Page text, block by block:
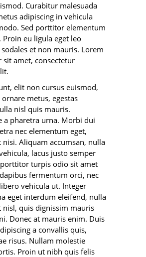
Curabitur malesuada
adipiscing in vehicula
Sed porttitor elementum
eu ligula eget leo
et non mauris. Lorem
sit amet, consectetur
elit non cursus euismod,
ornare metus, egestas
nisl quis mauris.
a pharetra urna. Morbi dui
nec elementum eget,
Aliquam accumsan, nulla
lacus justo semper
turpis odio sit amet
fermentum orci, nec
vehicula ut. Integer
eget interdum eleifend, nulla
nisl, quis dignissim mauris
Donec at mauris enim. Duis
a convallis quis,
risus. Nullam molestie
Proin ut nibh quis felis